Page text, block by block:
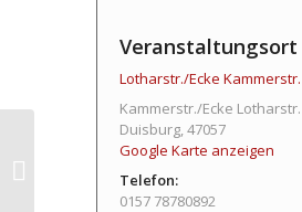
Veranstaltungsort
Lotharstr./Ecke Kammerstr.
Kammerstr./Ecke Lotharstr.
Duisburg,47057
Google Karte anzeigen
Telefon:
0157 78780892